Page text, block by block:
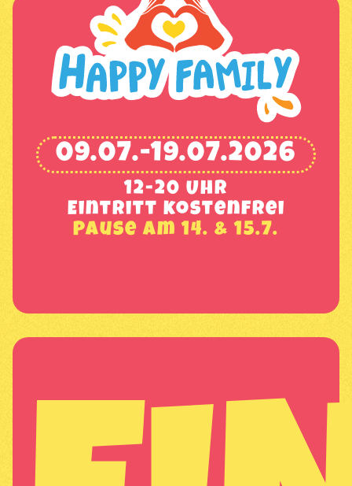
09.07.-19.07.2026
12-20 Uhr
Eintritt kostenfrei
Pause am 14. & 15.7.